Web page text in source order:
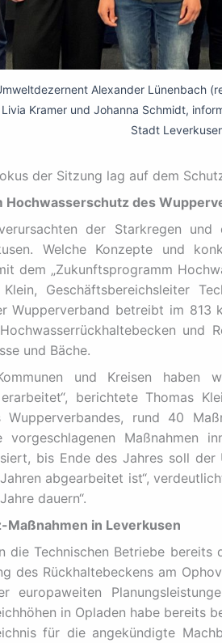
Alexander Lünenbach
Kramer und Johanna Schmidt,
Stadt
der Sitzung lag auf dem
Hochwasserschutz des
der Starkregen und
Welche Konzepte und
dem „Zukunftsprogramm
Geschäftsbereichsleiter
Wupperverband betreibt im 813
und
und Bäche.
und Kreisen haben
berichtete Thomas
Wupperverbandes, rund 40
Maßnahmen
bis Ende des Jahres soll der
abgearbeitet ist“,
dauern“.
Maßnahmen in Leverkusen
die Technischen Betriebe bereits
des Rückhaltebeckens am
europaweiten
in Opladen habe bereits
für die angekündigte